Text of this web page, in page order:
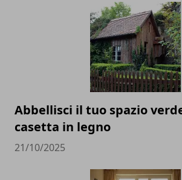
Abbellisci il tuo spazio
casetta in legno
21/10/2025